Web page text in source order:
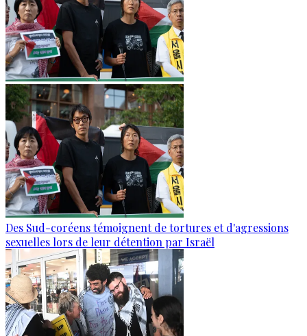
Des Sud-coréens témoignent de tortures et d'agressions
sexuelles lors de leur détention par Israël